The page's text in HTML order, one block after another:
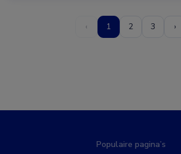
‹ 1 2 3 ›
Populaire pagina’s